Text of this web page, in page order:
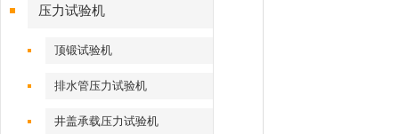
压力试验机
顶锻试验机
排水管压力试验机
井盖承载压力试验机